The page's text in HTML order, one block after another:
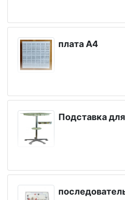
плата A4
Подставка